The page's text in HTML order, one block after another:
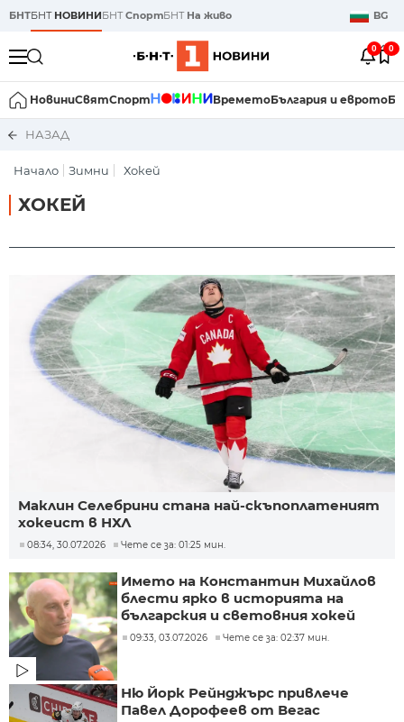
БНТБНТ НОВИНИБНТСпортБНТ На живо BG
0 0
НовиниСвятСпорт ВреметоБългария и еврото
НАЗАД
Начало Зимни Хокей
ХОКЕЙ
Маклин Селебрини стана най-скъпоплатеният
хокеист в НХЛ
08:34, 30.07.2026 Чете се за: 01:25 мин.
Името на Константин Михайлов
блести ярко в историята на
българския и световния хокей
09:33, 03.07.2026 Чете се за: 02:37 мин.
Ню Йорк Рейнджърс привлече
Павел Дорофеев от Вегас